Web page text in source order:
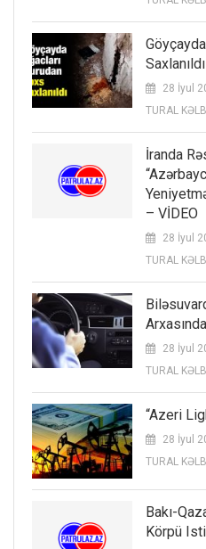
Saxlanıldı
28 İyul
TURAL
İranda
– VİDEO
28 İyul
TURAL
28 İyul
TURAL
“Azeri
28 İyul
TURAL
Bakı-
Körpü